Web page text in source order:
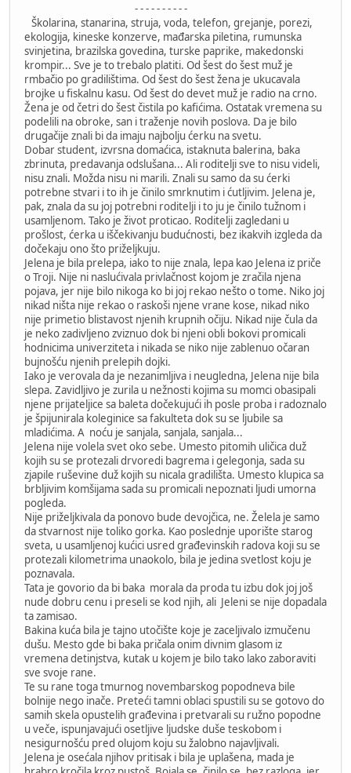
- - - - - - - - - -
Školarina, stanarina, struja, voda, telefon, grejanje, porezi,
ekologija, kineske konzerve, mađarska piletina, rumunska
svinjetina, brazilska govedina, turske paprike, makedonski
krompir... Sve je to trebalo platiti. Od šest do šest muž je
rmbačio po gradilištima. Od šest do šest žena je ukucavala
brojke u fiskalnu kasu. Od šest do devet muž je radio na crno.
Žena je od četri do šest čistila po kafićima. Ostatak vremena su
podelili na obroke, san i traženje novih poslova. Da je bilo
drugačije znali bi da imaju najbolju ćerku na svetu.
Dobar student, izvrsna domaćica, istaknuta balerina, baka
zbrinuta, predavanja odslušana... Ali roditelji sve to nisu videli,
nisu znali. Možda nisu ni marili. Znali su samo da su ćerki
potrebne stvari i to ih je činilo smrknutim i ćutljivim. Jelena je,
pak, znala da su joj potrebni roditelji i to ju je činilo tužnom i
usamljenom. Tako je život proticao. Roditelji zagledani u
prošlost, ćerka u iščekivanju budućnosti, bez ikakvih izgleda da
dočekaju ono što priželjkuju.
Jelena je bila prelepa, iako to nije znala, lepa kao Jelena iz priče
o Troji. Nije ni naslućivala privlačnost kojom je zračila njena
pojava, jer nije bilo nikoga ko bi joj rekao nešto o tome. Niko joj
nikad ništa nije rekao o raskoši njene vrane kose, nikad niko
nije primetio blistavost njenih krupnih očiju. Nikad nije čula da
je neko zadivljeno zviznuo dok bi njeni obli bokovi promicali
hodnicima univerziteta i nikada se niko nije zablenuo očaran
bujnošću njenih prelepih dojki.
Iako je verovala da je nezanimljiva i neugledna, Jelena nije bila
slepa. Zavidljivo je zurila u nežnosti kojima su momci obasipali
njene prijateljice sa baleta dočekujući ih posle proba i radoznalo
je špijunirala koleginice sa fakulteta dok su se ljubile sa
mladićima. A noću je sanjala, sanjala, sanjala...
Jelena nije volela svet oko sebe. Umesto pitomih uličica duž
kojih su se protezali drvoredi bagrema i gelegonja, sada su
zjapile ruševine duž kojih su nicala gradilišta. Umesto klupica sa
brbljivim komšijama sada su promicali nepoznati ljudi umorna
pogleda.
Nije priželjkivala da ponovo bude devojčica, ne. Želela je samo
da stvarnost nije toliko gorka. Kao poslednje uporište starog
sveta, u usamljenoj kućici usred građevinskih radova koji su se
protezali kilometrima unaokolo, bila je jedina svetlost koju je
poznavala.
Tata je govorio da bi baka morala da proda tu izbu dok joj još
nude dobru cenu i preseli se kod njih, ali Jeleni se nije dopadala
ta zamisao.
Bakina kuća bila je tajno utočište koje je zaceljivalo izmučenu
dušu. Mesto gde bi baka pričala onim divnim glasom iz
vremena detinjstva, kutak u kojem je bilo tako lako zaboraviti
sve svoje rane.
Te su rane toga tmurnog novembarskog popodneva bile
bolnije nego inače. Preteći tamni oblaci spustili su se gotovo do
samih skela opustelih građevina i pretvarali su ružno popodne
u veče, ispunjavajući osetljive ljudske duše teskobom i
nesigurnošću pred olujom koju su žalobno najavljivali.
Jelena je osećala njihov pritisak i bila je uplašena, mada je